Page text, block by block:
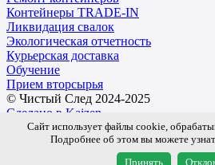
Контейнеры TRADE-IN
Ликвидация свалок
Экологическая отчетность
Курьерская доставка
Обучение
Прием вторсырья
© Чистый След 2024-2025
Сделано в Kaizen
Обработка персональных данных
Пользовательское соглашение
Сайт использует файлы cookie,
Подробнее об этом вы можете
Принять